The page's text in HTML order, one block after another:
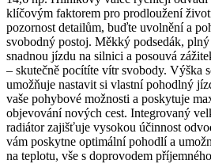
klíčovým faktorem pro prodloužení
pozornost detailům, buďte uvolnění a
svobodný postoj. Měkký podsedák,
snadnou jízdu na silnici a posouvá
– skutečně pocítíte vítr svobody. Výška
umožňuje nastavit si vlastní pohodlný
vaše pohybové možnosti a poskytuje
objevování nových cest. Integrovaný
radiátor zajišťuje vysokou účinnost
vám poskytne optimální pohodlí a
na teplotu, vše s doprovodem